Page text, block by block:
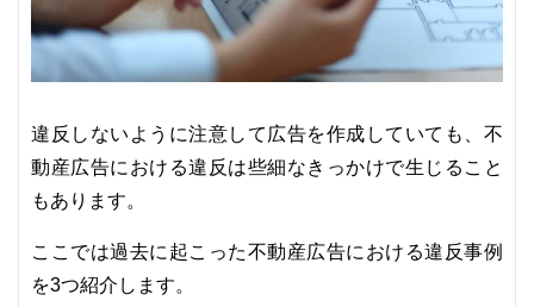
違反しないように注意して広告を作成していても、不
動産広告における違反は些細なきっかけで生じること
もあります。
ここでは過去に起こった不動産広告における違反事例
を3つ紹介します。